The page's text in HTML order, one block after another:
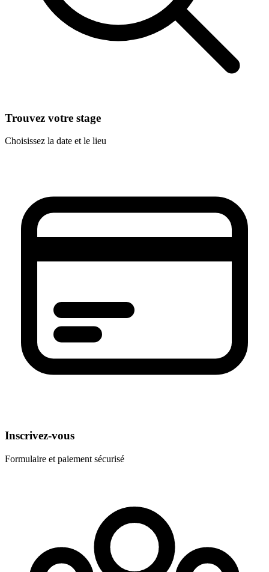
Trouvez votre stage
Choisissez la date et le lieu
Inscrivez-vous
Formulaire et paiement sécurisé